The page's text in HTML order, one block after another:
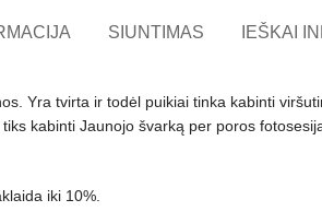
SIUNTIMAS IEŠKAI
Yra tvirta ir todėl puikiai tinka kabinti
kabinti Jaunojo švarką per poros
iki 10%.